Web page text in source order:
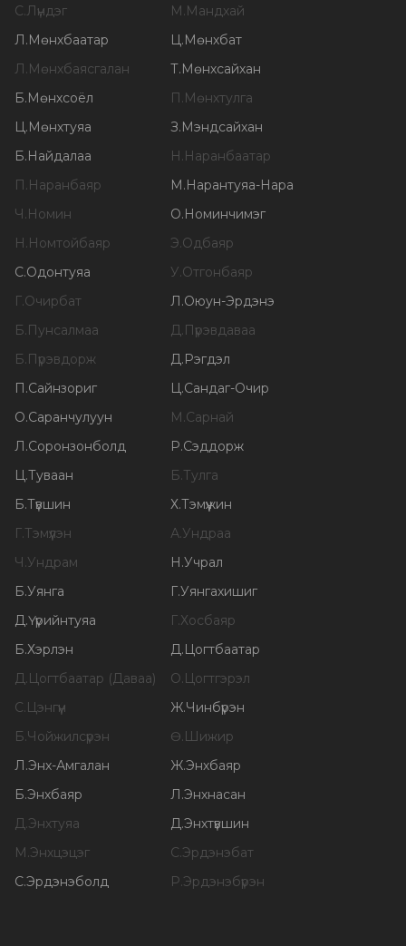
С.Лүндэг М.Мандхай
Л.Мөнхбаатар Ц.Мөнхбат
Л.Мөнхбаясгалан Т.Мөнхсайхан
Б.Мөнхсоёл П.Мөнхтулга
Ц.Мөнхтуяа З.Мэндсайхан
Б.Найдалаа Н.Наранбаатар
П.Наранбаяр М.Нарантуяа-Нара
Ч.Номин О.Номинчимэг
Н.Номтойбаяр Э.Одбаяр
С.Одонтуяа У.Отгонбаяр
Г.Очирбат Л.Оюун-Эрдэнэ
Б.Пунсалмаа Д.Пүрэвдаваа
Б.Пүрэвдорж Д.Рэгдэл
П.Сайнзориг Ц.Сандаг-Очир
О.Саранчулуун М.Сарнай
Л.Соронзонболд Р.Сэддорж
Ц.Туваан Б.Тулга
Б.Түвшин Х.Тэмүүжин
Г.Тэмүүлэн А.Ундраа
Ч.Ундрам Н.Учрал
Б.Уянга Г.Уянгахишиг
Д.Үүрийнтуяа Г.Хосбаяр
Б.Хэрлэн Д.Цогтбаатар
Д.Цогтбаатар (Даваа) О.Цогтгэрэл
С.Цэнгүүн Ж.Чинбүрэн
Б.Чойжилсүрэн Ө.Шижир
Л.Энх-Амгалан Ж.Энхбаяр
Б.Энхбаяр Л.Энхнасан
Д.Энхтуяа Д.Энхтүвшин
М.Энхцэцэг С.Эрдэнэбат
С.Эрдэнэболд Р.Эрдэнэбүрэн